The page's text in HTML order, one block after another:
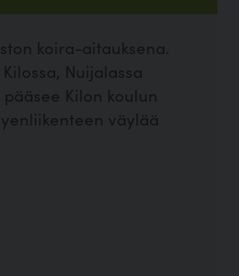
koira-aitauksena.
Nuijalassa
Kilon koulun
väylää